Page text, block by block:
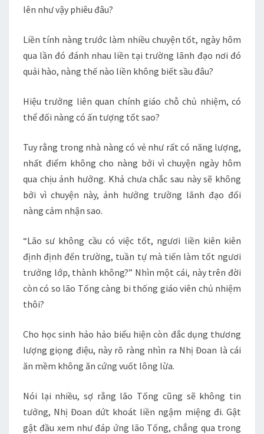
lên như vậy phiêu đâu?
Liền tính nàng trước làm nhiều chuyện tốt, ngày hôm
qua lần đó đánh nhau liền tại trường lãnh đạo nơi đó
quải hào, nàng thế nào liền không biết sầu đâu?
Hiệu trưởng liên quan chính giáo chỗ chủ nhiệm, có
thể đối nàng có ấn tượng tốt sao?
Tuy rằng trong nhà nàng có vẻ như rất có năng lượng,
nhất điểm không cho nàng bởi vì chuyện ngày hôm
qua chịu ảnh hưởng. Khả chưa chắc sau này sẽ không
bởi vì chuyện này, ảnh hưởng trường lãnh đạo đối
nàng cảm nhận sao.
“Lão sư không cầu có việc tốt, ngươi liền kiên kiên
định định đến trường, tuần tự mà tiến làm tốt ngươi
trưởng lớp, thành không?” Nhìn một cái, này trên đời
còn có so lão Tống càng bi thống giáo viên chủ nhiệm
thôi?
Cho học sinh hảo hảo biểu hiện còn đắc dụng thương
lượng giọng điệu, này rõ ràng nhìn ra Nhị Đoan là cái
ăn mềm không ăn cứng vuốt lông lừa.
Nói lại nhiều, sợ rằng lão Tống cũng sẽ không tin
tưởng, Nhị Đoan dứt khoát liền ngậm miệng đi. Gật
gật đầu xem như đáp ứng lão Tống, chẳng qua trong